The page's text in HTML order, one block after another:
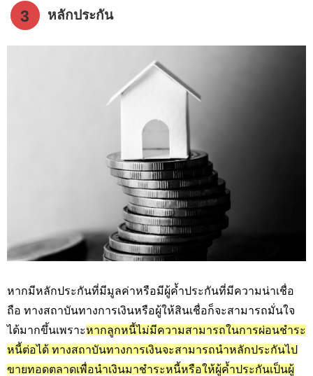
3 หลักประกัน
หากมีหลักประกันที่มีมูลค่าหรือมีผู้ค้ำประกันที่มีความน่าเชื่อ
ถือ ทางสถาบันทางการเงินหรือผู้ให้สินเชื่อก็จะสามารถมั่นใจ
ได้มากขึ้นเพราะหากลูกหนี้ไม่มีความสามารถในการผ่อนชำระ
หนี้ต่อได้ ทางสถาบันทางการเงินจะสามารถนำหลักประกันไป
ขายทอดตลาดเพื่อนำเงินมาชำระหนี้หรือให้ผู้ค้ำประกันเป็นผู้